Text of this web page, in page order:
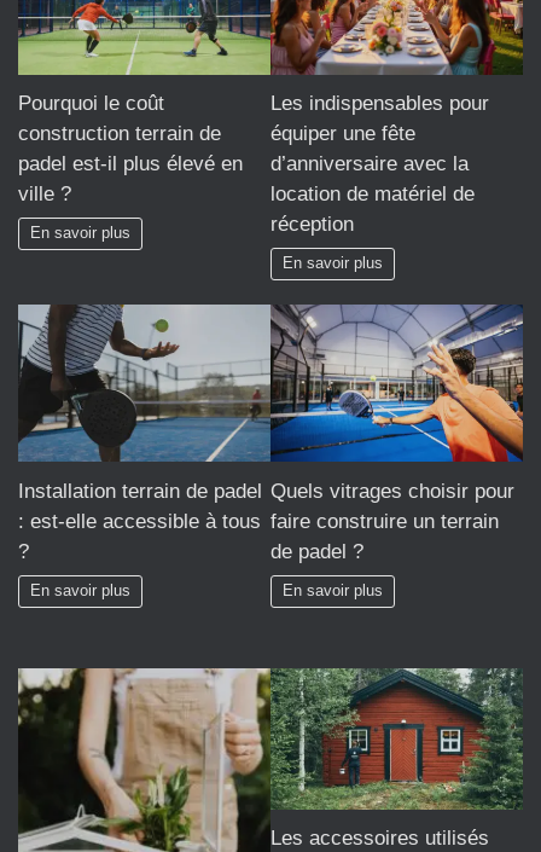
Pourquoi le coût
construction terrain de
padel est-il plus élevé en
ville ?
En savoir plus
Les indispensables pour
équiper une fête
d’anniversaire avec la
location de matériel de
réception
En savoir plus
Installation terrain de padel
: est-elle accessible à tous
?
En savoir plus
Quels vitrages choisir pour
faire construire un terrain
de padel ?
En savoir plus
Les accessoires utilisés